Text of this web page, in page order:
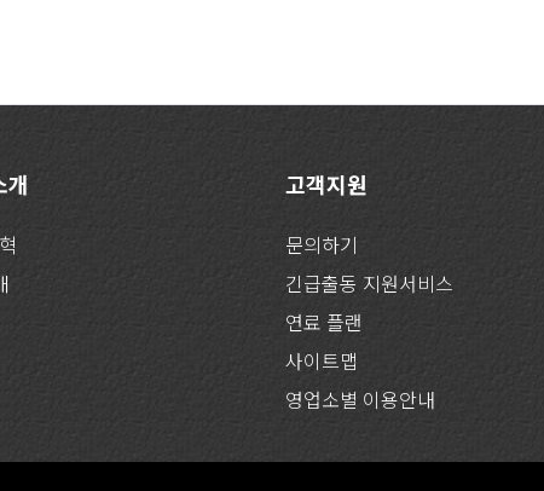
고객지원
문의하기
긴급출동 지원서비스
연료 플랜
사이트맵
영업소별 이용안내